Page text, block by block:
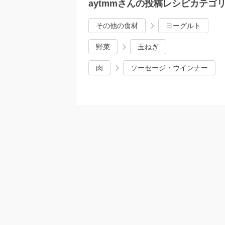
aytmmさんの投稿レシピカテゴ
その他の食材 ヨーグルト
野菜 玉ねぎ
肉 ソーセージ・ウインナー